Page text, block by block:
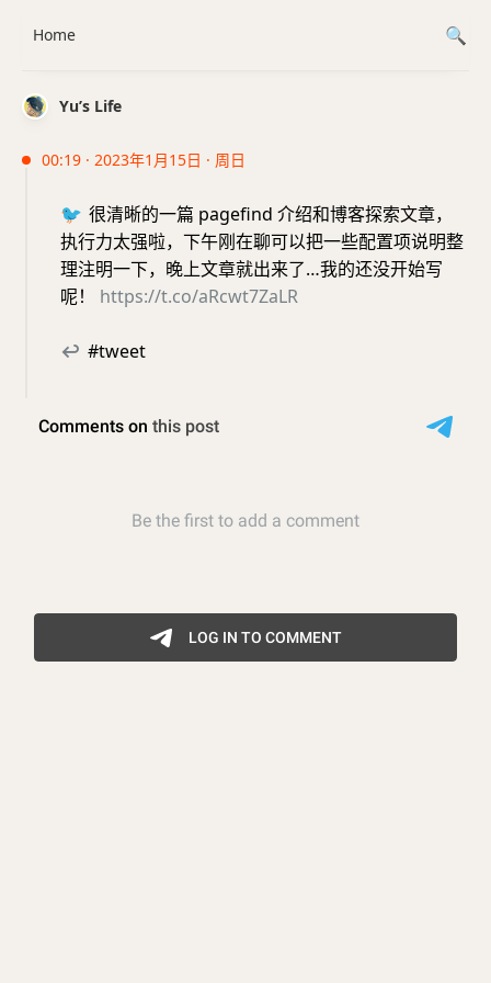
Yu’s Life
00:19 · 2023年1月15日 · 周日
🐦 很清晰的一篇 pagefind 介绍和博客探索文章，
执行力太强啦，下午刚在聊可以把一些配置项说明整
理注明一下，晚上文章就出来了…我的还没开始写
呢！ https://t.co/aRcwt7ZaLR
↩ #tweet
Home